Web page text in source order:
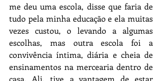
me deu uma escola, disse que faria de
tudo pela minha educação e ela muitas
vezes custou, o levando a algumas
escolhas, mas outra escola foi a
convivência íntima, diária e cheia de
ensinamentos na mercearia dentro de
casa. Ali, tive a vantagem de estar